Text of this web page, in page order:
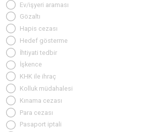
Ev/işyeri araması
Gözaltı
Hapis cezası
Hedef gösterme
İhtiyati tedbir
İşkence
KHK ile ihraç
Kolluk müdahalesi
Kınama cezası
Para cezası
Pasaport iptali